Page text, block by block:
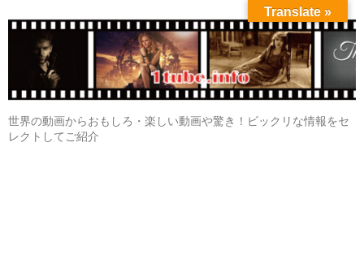
世界の動画からおもしろ・楽しい動画や驚き！ビックリな情報をセ
レクトしてご紹介
Translate »